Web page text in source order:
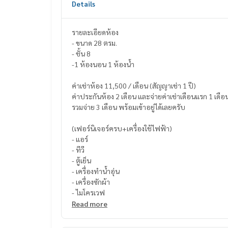
Details
รายละเอียดห้อง
- ขนาด 28 ตรม.
- ชั้น 8
-1 ห้องนอน 1 ห้องน้ำ
ค่าเช่าห้อง 11,500 / เดือน (สัญญาเช่า 1 ปี)
ค่าประกันห้อง 2 เดือน และจ่ายค่าเช่าเดือนแรก 1 เดือ
รวมจ่าย 3 เดือน พร้อมเข้าอยู่ได้เลยครับ
(เฟอร์นิเจอร์ครบ+เครื่องใช้ไฟฟ้า)
- แอร์
- ทีวี
- ตู้เย็น
- เครื่องทำน้ำอุ่น
- เครื่องซักผ้า
- ไมโครเวฟ
Read more